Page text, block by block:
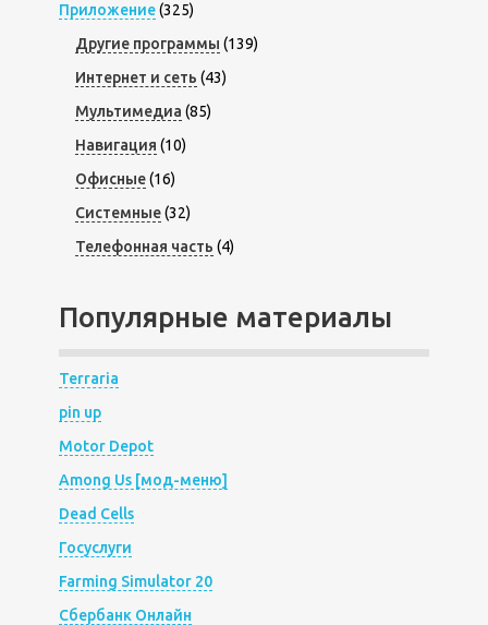
Приложение(325)
Другие программы (139)
Интернет и сеть (43)
Мультимедиа (85)
Навигация (10)
Офисные(16)
Системные(32)
Телефонная часть (4)
Популярные материалы
Terraria
pin up
Motor Depot
Among Us [мод-меню]
Dead Cells
Госуслуги
Farming Simulator 20
Сбербанк Онлайн